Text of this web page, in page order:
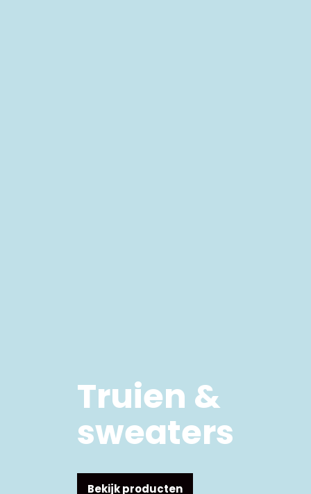
Truien &
sweaters
Bekijk producten